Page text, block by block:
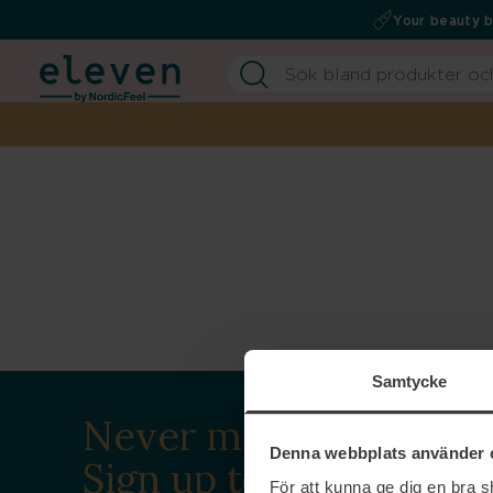
Samtycke
Denna webbplats använder
För att kunna ge dig en bra
Your beauty
Never miss a beat.
Sign up to our